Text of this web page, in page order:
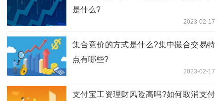
是什么?
2023-02-17
集合竞价的方式是什么?集中撮合交易特
点有哪些?
2023-02-17
支付宝工资理财风险高吗?如何取消支付